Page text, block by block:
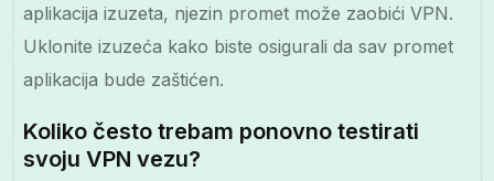
aplikacija izuzeta, njezin promet može zaobići VPN.
Uklonite izuzeća kako biste osigurali da sav promet
aplikacija bude zaštićen.
Koliko često trebam ponovno testirati
svoju VPN vezu?